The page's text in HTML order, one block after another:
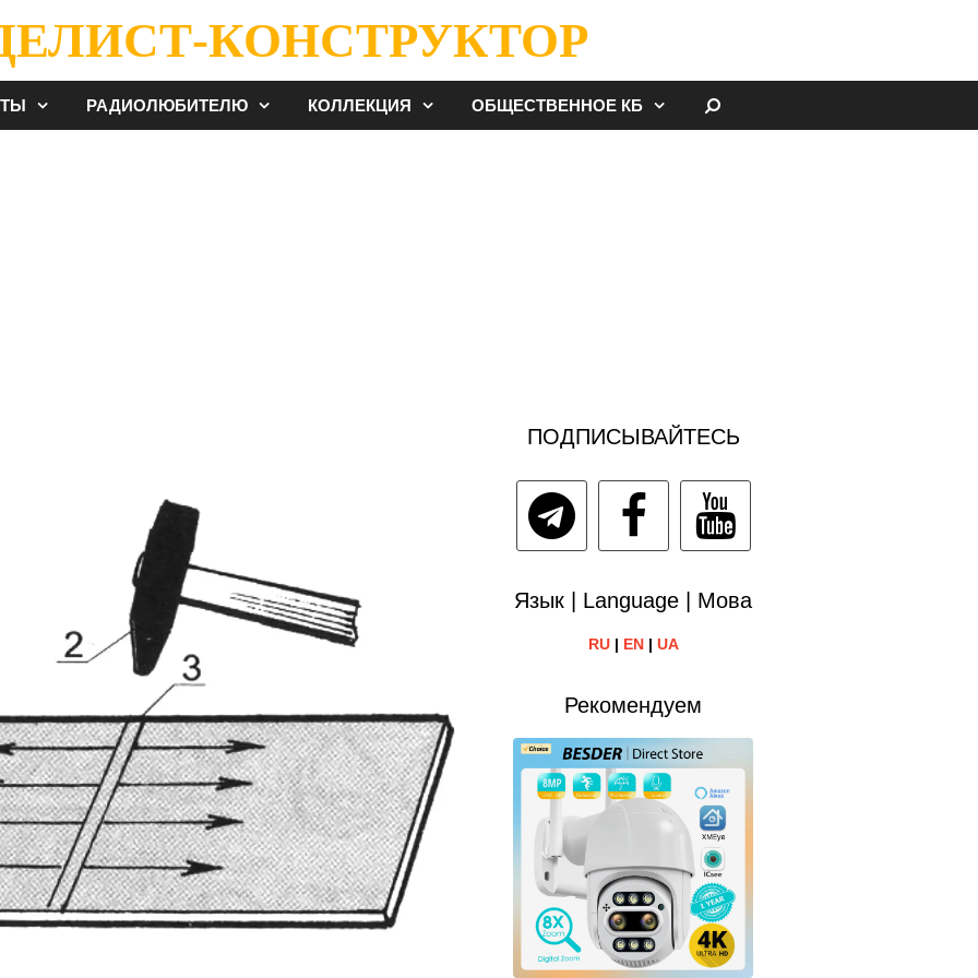
КОНСТРУКТОР
РАДИОЛЮБИТЕЛЮ КОЛЛЕКЦИЯ ОБЩЕСТВЕННОЕ КБ
ПОДПИСЫВАЙТЕСЬ
Язык | Language | Мова
RU| EN| UA
Рекомендуем